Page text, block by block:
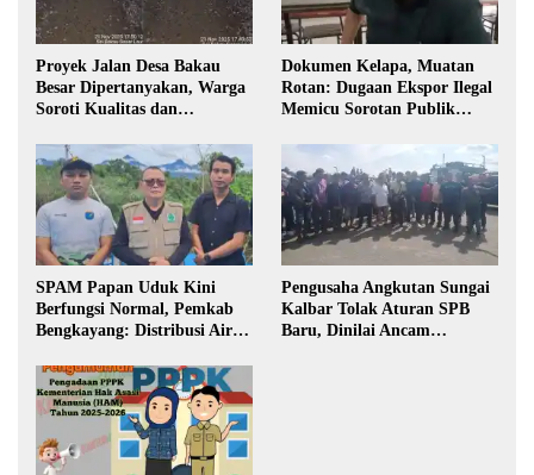
Proyek Jalan Desa Bakau
Besar Dipertanyakan, Warga
Soroti Kualitas dan
Pembangunan
Dokumen Kelapa, Muatan
Rotan: Dugaan Ekspor Ilegal
Memicu Sorotan Publik
SPAM Papan Uduk Kini
Berfungsi Normal, Pemkab
Bengkayang: Distribusi Air
Warga
Pengusaha Angkutan Sungai
Kalbar Tolak Aturan SPB
Baru, Dinilai Ancam